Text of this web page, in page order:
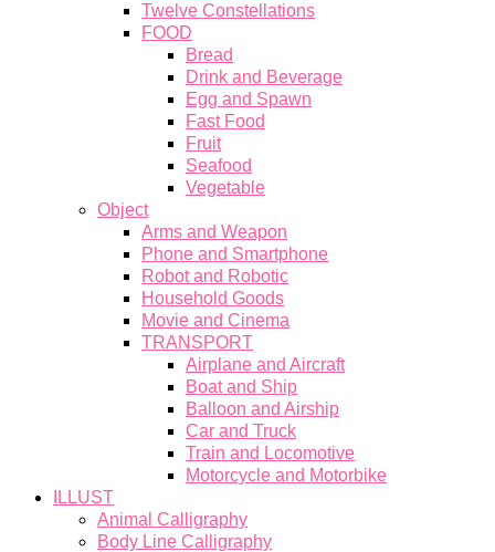
Twelve Constellations
FOOD
Bread
Drink and Beverage
Egg and Spawn
Fast Food
Fruit
Seafood
Vegetable
Object
Arms and Weapon
Phone and Smartphone
Robot and Robotic
Household Goods
Movie and Cinema
TRANSPORT
Airplane and Aircraft
Boat and Ship
Balloon and Airship
Car and Truck
Train and Locomotive
Motorcycle and Motorbike
ILLUST
Animal Calligraphy
Body Line Calligraphy